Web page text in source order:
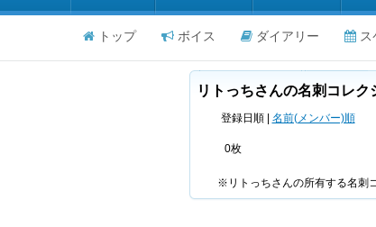
トップ ボイス ダイアリー
リトっちさんの名刺コレク
登録日順 | 名前(メンバー)順
0枚
※リトっちさんの所有する名刺